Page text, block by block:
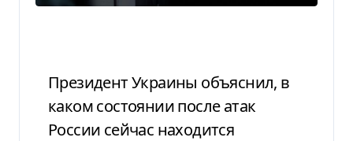
Президент Украины объяснил, в
каком состоянии после атак
России сейчас находится